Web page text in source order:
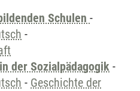
Schulen -
-
der Sozialpädagogik -
- Geschichte der